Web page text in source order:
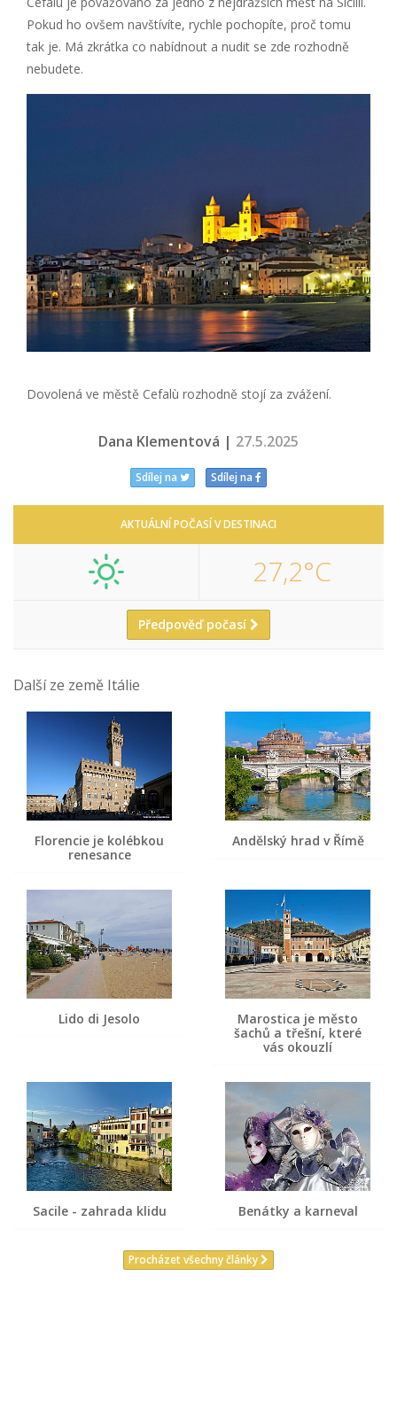
Pokud ho ovšem navštívíte, rychle pochopíte, proč tomu
tak je. Má zkrátka co nabídnout a nudit se zde rozhodně
nebudete.
Dovolená ve městě Cefalù rozhodně stojí za zvážení.
Dana Klementová | 27.5.2025
Sdílej na Sdílej na
AKTUÁLNÍ POČASÍ V DESTINACI
27,2°C
Předpověď počasí
Další ze země Itálie
Florencie je kolébkou
renesance
Andělský hrad v Římě
Lido di Jesolo
Marostica je město
šachů a třešní, které
vás okouzlí
Sacile - zahrada klidu Benátky a karneval
Procházet všechny články